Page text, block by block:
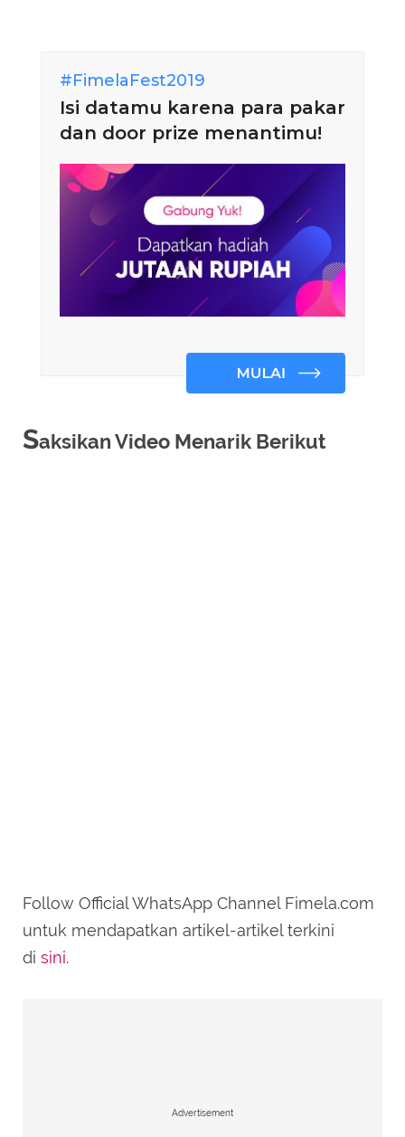
Saksikan Video Menarik Berikut
Follow Official WhatsApp Channel Fimela.com
untuk mendapatkan artikel-artikel terkini
di sini.
Advertisement